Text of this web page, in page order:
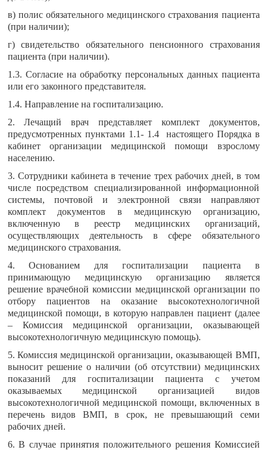
в) полис обязательного медицинского страхования пациента
(при наличии);
г) свидетельство обязательного пенсионного страхования
пациента (при наличии).
1.3. Согласие на обработку персональных данных пациента
или его законного представителя.
1.4. Направление на госпитализацию.
2. Лечащий врач представляет комплект документов,
предусмотренных пунктами 1.1- 1.4 настоящего Порядка в
кабинет организации медицинской помощи взрослому
населению.
3. Сотрудники кабинета в течение трех рабочих дней, в том
числе посредством специализированной информационной
системы, почтовой и электронной связи направляют
комплект документов в медицинскую организацию,
включенную в реестр медицинских организаций,
осуществляющих деятельность в сфере обязательного
медицинского страхования.
4. Основанием для госпитализации пациента в
принимающую медицинскую организацию является
решение врачебной комиссии медицинской организации по
отбору пациентов на оказание высокотехнологичной
медицинской помощи, в которую направлен пациент (далее
– Комиссия медицинской организации, оказывающей
высокотехнологичную медицинскую помощь).
5. Комиссия медицинской организации, оказывающей ВМП,
выносит решение о наличии (об отсутствии) медицинских
показаний для госпитализации пациента с учетом
оказываемых медицинской организацией видов
высокотехнологичной медицинской помощи, включенных в
перечень видов ВМП, в срок, не превышающий семи
рабочих дней.
6. В случае принятия положительного решения Комиссией